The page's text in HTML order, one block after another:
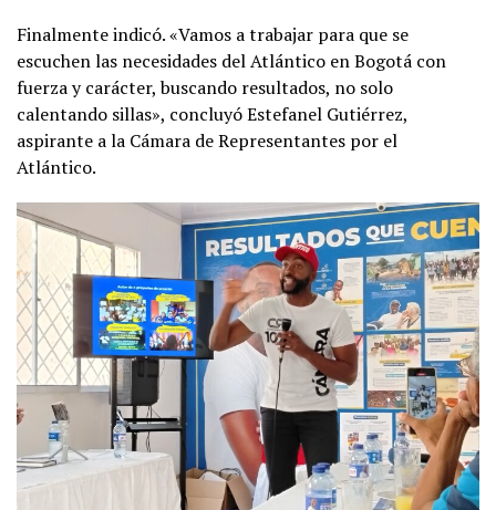
Finalmente indicó. «Vamos a trabajar para que se
escuchen las necesidades del Atlántico en Bogotá con
fuerza y carácter, buscando resultados, no solo
calentando sillas», concluyó Estefanel Gutiérrez,
aspirante a la Cámara de Representantes por el
Atlántico.